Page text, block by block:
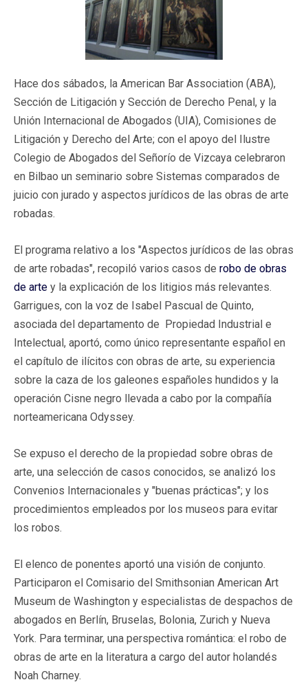
Hace dos sábados, la American Bar Association (ABA),
Sección de Litigación y Sección de Derecho Penal, y la
Unión Internacional de Abogados (UIA), Comisiones de
Litigación y Derecho del Arte; con el apoyo del Ilustre
Colegio de Abogados del Señorío de Vizcaya celebraron
en Bilbao un seminario sobre Sistemas comparados de
juicio con jurado y aspectos jurídicos de las obras de arte
robadas.
El programa relativo a los "Aspectos jurídicos de las obras
de arte robadas", recopiló varios casos de robo de obras
de arte y la explicación de los litigios más relevantes.
Garrigues, con la voz de Isabel Pascual de Quinto,
asociada del departamento de Propiedad Industrial e
Intelectual, aportó, como único representante español en
el capítulo de ilícitos con obras de arte, su experiencia
sobre la caza de los galeones españoles hundidos y la
operación Cisne negro llevada a cabo por la compañía
norteamericana Odyssey.
Se expuso el derecho de la propiedad sobre obras de
arte, una selección de casos conocidos, se analizó los
Convenios Internacionales y "buenas prácticas"; y los
procedimientos empleados por los museos para evitar
los robos.
El elenco de ponentes aportó una visión de conjunto.
Participaron el Comisario del Smithsonian American Art
Museum de Washington y especialistas de despachos de
abogados en Berlín, Bruselas, Bolonia, Zurich y Nueva
York. Para terminar, una perspectiva romántica: el robo de
obras de arte en la literatura a cargo del autor holandés
Noah Charney.